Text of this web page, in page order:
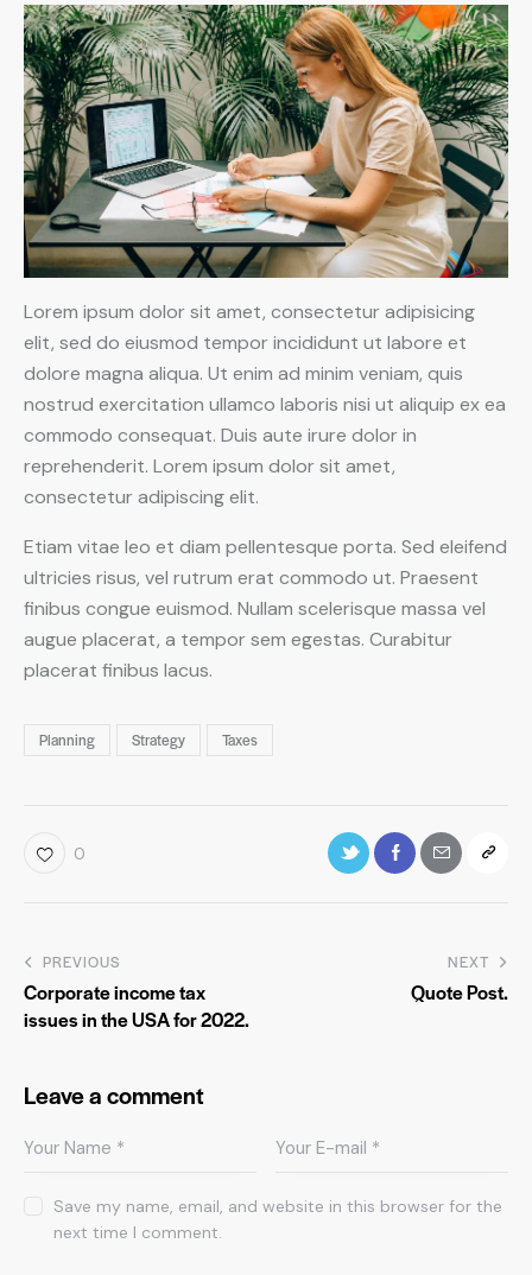
Lorem ipsum dolor sit amet, consectetur adipisicing
elit, sed do eiusmod tempor incididunt ut labore et
dolore magna aliqua. Ut enim ad minim veniam, quis
nostrud exercitation ullamco laboris nisi ut aliquip ex ea
commodo consequat. Duis aute irure dolor in
reprehenderit. Lorem ipsum dolor sit amet,
consectetur adipiscing elit.
Etiam vitae leo et diam pellentesque porta. Sed eleifend
ultricies risus, vel rutrum erat commodo ut. Praesent
finibus congue euismod. Nullam scelerisque massa vel
augue placerat, a tempor sem egestas. Curabitur
placerat finibus lacus.
Planning Strategy Taxes
0
PREVIOUS
Corporate income tax
issues in the USA for 2022.
NEXT
Quote Post.
Leave a comment
Save my name, email, and website in this browser for the
next time I comment.